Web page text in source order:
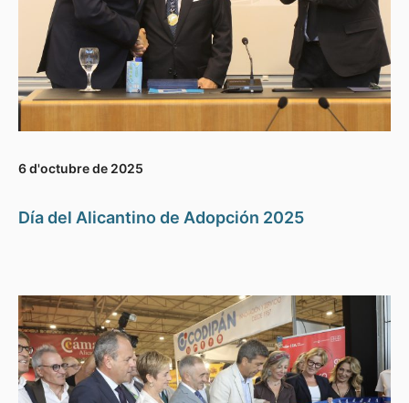
6 d'octubre de 2025
Día del Alicantino de Adopción 2025